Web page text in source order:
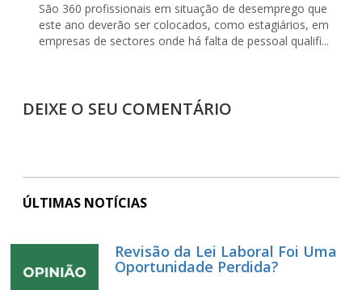
São 360 profissionais em situação de desemprego que
este ano deverão ser colocados, como estagiários, em
empresas de sectores onde há falta de pessoal qualifi...
DEIXE O SEU COMENTÁRIO
ÚLTIMAS NOTÍCIAS
Revisão da Lei Laboral Foi Uma
Oportunidade Perdida?